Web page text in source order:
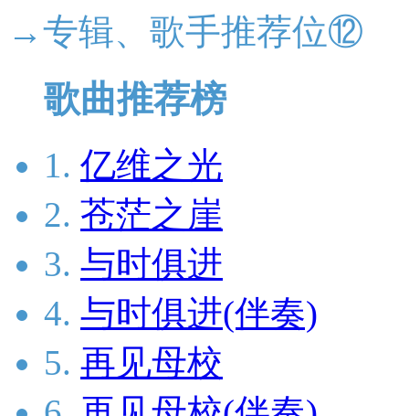
→专辑、歌手推荐位⑫
歌曲推荐榜
1. 亿维之光
2. 苍茫之崖
3. 与时俱进
4. 与时俱进(伴奏)
5. 再见母校